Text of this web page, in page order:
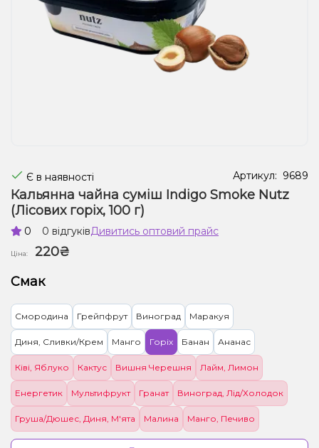
Рідини для електронних сигарет
Подарункові набори
Є в наявності Артикул: 9689
Кальянна чайна суміш Indigo Smoke Nutz
(Лісових горіх, 100 г)
0 0 відгуківДивитись оптовий прайс
Ціна:
220₴
Смак
Смородина Грейпфрут Виноград Маракуя
Диня, Сливки/Крем Манго Горіх Банан Ананас
Ківі, Яблуко Кактус Вишня Черешня Лайм, Лимон
Енергетик Мультифрукт Гранат Виноград, Лід/Холодок
Груша/Дюшес, Диня, М'ята Малина Манго, Печиво